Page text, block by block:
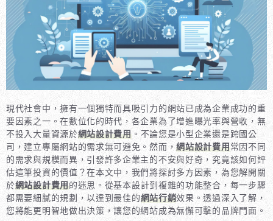
現代社會中，擁有一個獨特而具吸引力的網站已成為企業成功的重
要因素之一。在數位化的時代，各企業為了增進曝光率與營收，無
不投入大量資源於網站設計費用。不論您是小型企業還是跨國公
司，建立專屬網站的需求無可避免。然而，網站設計費用常因不同
的需求與規模而異，引發許多企業主的不安與好奇，究竟該如何評
估這筆投資的價值？在本文中，我們將探討多方因素，為您解開關
於網站設計費用的迷思。從基本設計到複雜的功能整合，每一步驟
都需要細膩的規劃，以達到最佳的網站行銷效果。透過深入了解，
您將能更明智地做出決策，讓您的網站成為無懈可擊的品牌門面。